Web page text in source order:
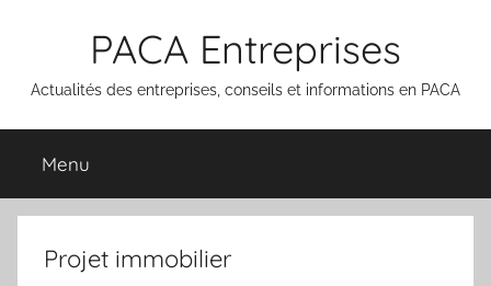
PACA Entreprises
Actualités des entreprises, conseils et informations en PACA
Menu
Projet immobilier